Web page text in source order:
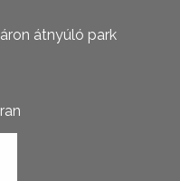
átnyúló park